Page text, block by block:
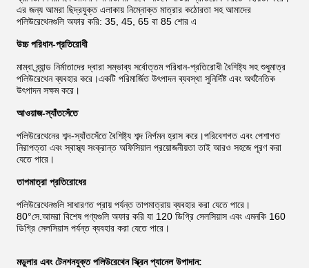
এর জন্য আমরা ছিদ্রযুক্ত এলাকায় নিম্নোক্ত মাত্রার কঠোরতা সহ আমাদের
পলিউরেথেনগুলি অফার করি: 35, 45, 65 বা 85 শোর এ
উচ্চ পরিধান-প্রতিরোধী
মাম্বা ব্র্যান্ড নির্মাতাদের দ্বারা সম্ভাব্য সর্বোত্তম পরিধান-প্রতিরোধী বৈশিষ্ট্য সহ শুধুমাত্র
পলিউরেথেন ব্যবহার করে।একটি পরিমার্জিত উৎপাদন ব্যবস্থা সুনির্দিষ্ট এবং অর্থনৈতিক
উৎপাদন সক্ষম করে।
আওয়াজ-স্যাঁতসেঁতে
পলিউরেথেনের শব্দ-স্যাঁতসেঁতে বৈশিষ্ট্য শব্দ নির্গমন হ্রাস করে।পরিবেশগত এবং পেশাগত
নিরাপত্তা এবং স্বাস্থ্য সংক্রান্ত অফিসিয়াল প্রয়োজনীয়তা তাই আরও সহজে পূরণ করা
যেতে পারে।
তাপমাত্রা প্রতিরোধের
পলিউরেথেনগুলি সাধারণত প্রায় পর্যন্ত তাপমাত্রায় ব্যবহার করা যেতে পারে।
80°সে.আমরা বিশেষ পণ্যগুলি অফার করি যা 120 ডিগ্রি সেলসিয়াস এবং এমনকি 160
ডিগ্রি সেলসিয়াস পর্যন্ত ব্যবহার করা যেতে পারে।
মডুলার এবং টেনশনযুক্ত পলিউরেথেন স্ক্রিন প্যানেল উপাদান: